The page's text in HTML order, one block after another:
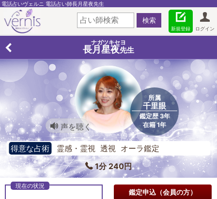
電話占いヴェルニ 電話占い師長月星夜先生
ログイン
新規登録
ナガツキセヨ
長月星夜先生
所属
千里眼
鑑定歴 3年
在籍 1年
声を聴く
得意な占術
霊感・霊視 透視 オーラ鑑定
1分 240円
鑑定申込（会員の方）